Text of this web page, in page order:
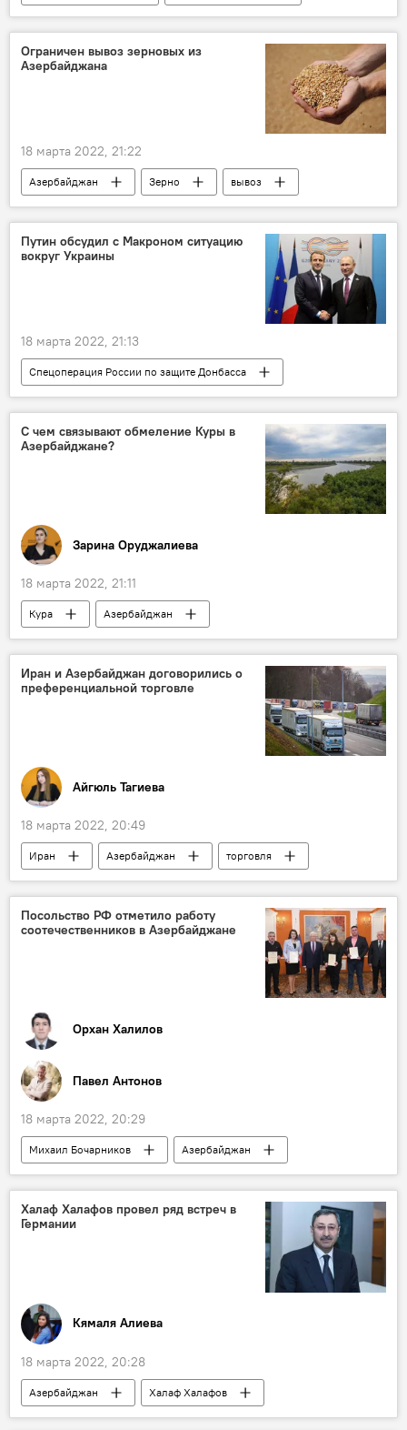
каталог
Культура НАНА
Ограничен вывоз зерновых из
Азербайджана
18 марта 2022, 21:22
Азербайджан Зерно
вывоз
Ограничение
Путин обсудил с Макроном ситуацию
вокруг Украины
18 марта 2022, 21:13
Спецоперация России по защите Донбасса
Владимир Путин
Эммануэль Макрон
Украина
С чем связывают обмеление Куры в
Азербайджане?
Зарина Оруджалиева
18 марта 2022, 21:11
Кура
Азербайджан
освобожденные земли
Мухтар Бабаев
Министерство экологии и природных ресурсов АР
ООН
Экономика
Иран и Азербайджан договорились о
преференциальной торговле
Айгюль Тагиева
18 марта 2022, 20:49
Иран Азербайджан
торговля
Экономика
Посольство РФ отметило работу
соотечественников в Азербайджане
Орхан Халилов
Павел Антонов
18 марта 2022, 20:29
Михаил Бочарников
Азербайджан
Россия
Посольство России в Азербайджане
соотечественники
Халаф Халафов провел ряд встреч в
Германии
Кямаля Алиева
18 марта 2022, 20:28
Азербайджан
Халаф Халафов
Встречи
Германия